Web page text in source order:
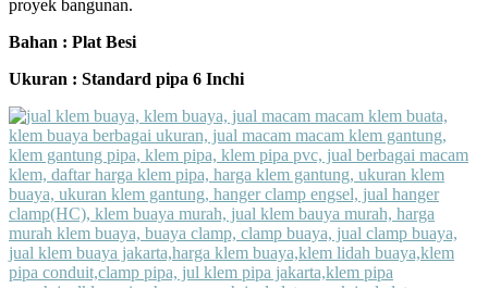
proyek bangunan.
Bahan : Plat Besi
Ukuran : Standard pipa 6 Inchi